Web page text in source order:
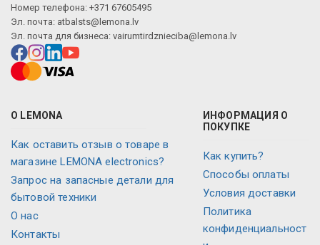
Номер телефона: +371 67605495
Эл. почта: atbalsts@lemona.lv
Эл. почта для бизнеса: vairumtirdznieciba@lemona.lv
О LEMONA
Как оставить отзыв о товаре в
магазине LEMONA electronics?
Запрос на запасные детали для
бытовой техники
О нас
Контакты
ИНФОРМАЦИЯ О
ПОКУПКЕ
Как купить?
Способы оплаты
Условия доставки
Политика
конфиденциальност